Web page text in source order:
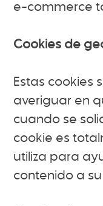
e-commerce
Cookies de
Estas cookies
averiguar en
cuando se
cookie es
utiliza para
contenido a